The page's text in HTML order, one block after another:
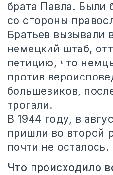
брата Павла. Были
со стороны
Братьев вызывали
немецкий штаб,
петицию, что
против
большевиков,
трогали.
В 1944 году, в
пришли во второй
почти не осталось.
Что происходило